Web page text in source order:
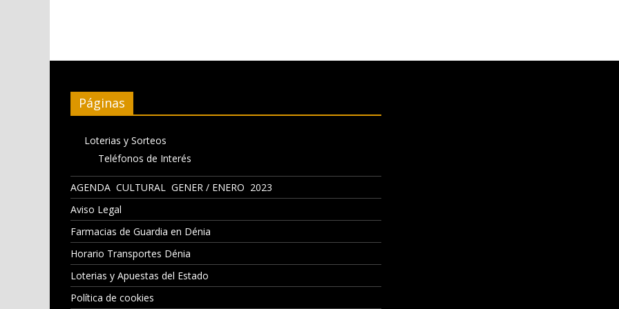
Páginas
Loterias y Sorteos
Teléfonos de Interés
AGENDA CULTURAL GENER / ENERO 2023
Aviso Legal
Farmacias de Guardia en Dénia
Horario Transportes Dénia
Loterias y Apuestas del Estado
Política de cookies